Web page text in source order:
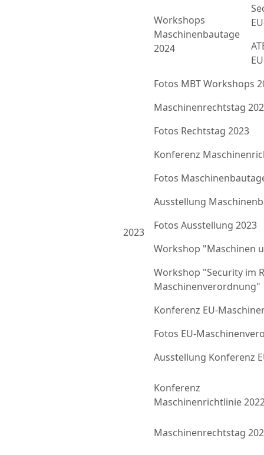
Workshops
Maschinenbautage
2024
Fotos MBT Workshops
2023
Maschinenrechtstag
Fotos Rechtstag 2023
Konferenz
Fotos
Ausstellung
Fotos Ausstellung 2023
Workshop "Maschinen
Workshop "Security im
Maschinenverordnung"
Konferenz EU-
Fotos EU-
Ausstellung Konferenz
Konferenz
Maschinenrichtlinie
Maschinenrechtstag